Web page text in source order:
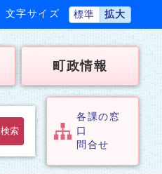
文字サイズ 標準 拡大
町政情報
検索
各課の窓
口
問合せ